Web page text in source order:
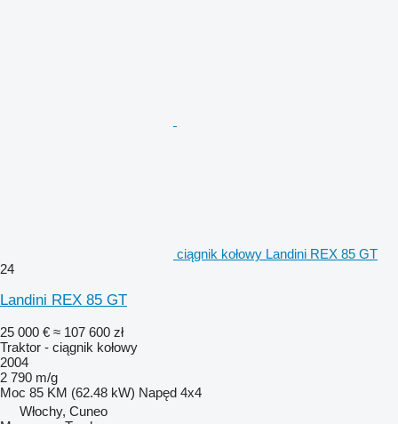
ciągnik kołowy Landini REX 85 GT
24
Landini REX 85 GT
25 000 € ≈ 107 600 zł
Traktor - ciągnik kołowy
2004
2 790 m/g
Moc 85 KM (62.48 kW) Napęd 4x4
Włochy, Cuneo